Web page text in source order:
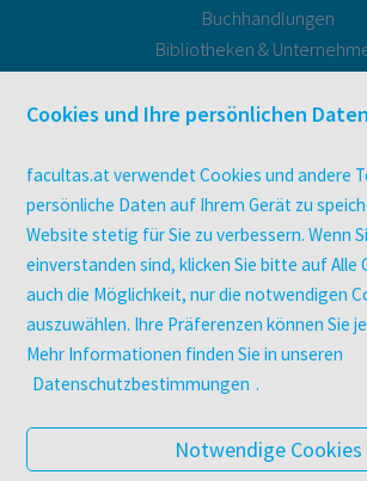
Buchhandlungen
Bibliotheken &
facultas Bindeservice
Druckerei facultas druckt.
Zeitschriften
Digitale Angebote
UNTERNEHMEN
Über facultas
facultas Kooperationen
Datenschutz & Cookies
AGB
Cookies und Ihre persönlichen Daten
facultas.at verwendet Cookies und andere
persönliche Daten auf Ihrem Gerät zu
Website stetig für Sie zu verbessern. Wenn
einverstanden sind, klicken Sie bitte auf Alle
auch die Möglichkeit, nur die notwendigen
auszuwählen. Ihre Präferenzen können Sie
Mehr Informationen finden Sie in unseren
Datenschutzbestimmungen .
Notwendige Cookies